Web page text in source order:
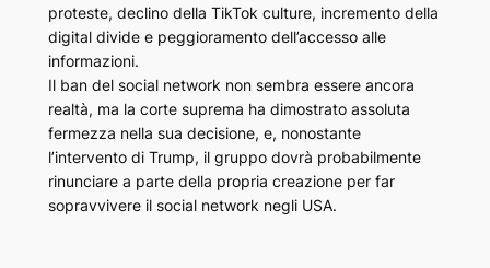
proteste, declino della TikTok culture, incremento della
digital dividee peggioramento dell’accesso alle
informazioni.
Il ban del social network non sembra essere ancora
realtà, ma la corte suprema ha dimostrato assoluta
fermezza nella sua decisione, e, nonostante
l’intervento di Trump, il gruppo dovrà probabilmente
rinunciare a parte della propria creazione per far
sopravvivere il social network negli USA.